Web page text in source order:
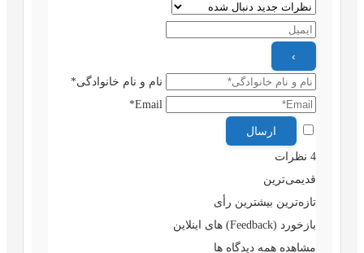
نام و نام خانوادگی*
Email*
4 نظرات
قدیمی‌ترین
تازه‌ترین بیشترین رأی
بازخورد (Feedback) های اینلاین
مشاهده همه دیدگاه ها